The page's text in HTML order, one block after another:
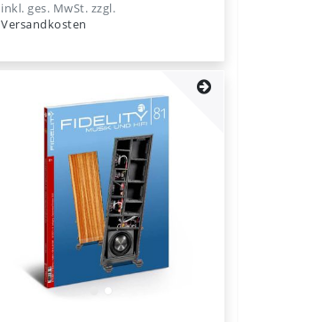
inkl. ges. MwSt. zzgl.
Versandkosten